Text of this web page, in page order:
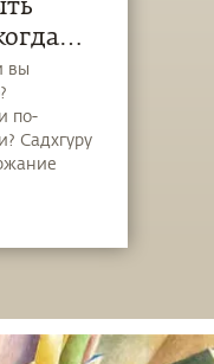
вы
по-
Садхгуру